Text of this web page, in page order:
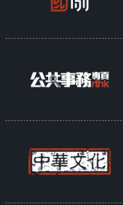
拟延长交易时段